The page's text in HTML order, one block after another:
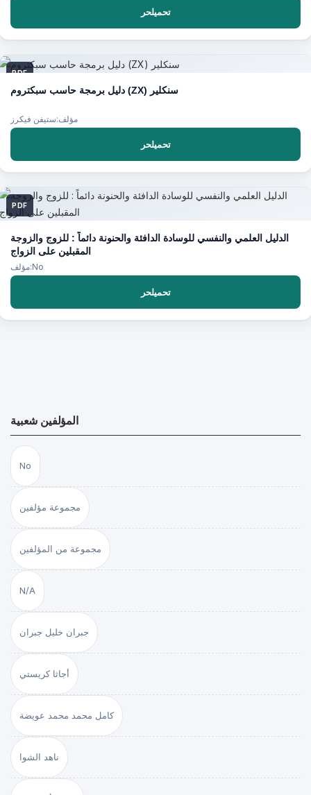
تحميلحر
PDF
دليل برمجة حاسب سبكتروم (ZX) سنكلير
مؤلف:ستيفن فيكرز
تحميلحر
PDF
الدليل العلمي والنفسي للوسادة الدافئة والحنونة دائماً : للزوج والزوجة
المقبلين على الزواج
مؤلف:No
تحميلحر
المؤلفين شعبية
No
مجموعة مؤلفين
مجموعة من المؤلفين
N/A
جبران خليل جبران
أجاثا كريستي
كامل محمد محمد عويضة
ناهد الشوا